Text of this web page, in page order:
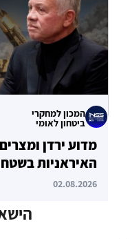
המכון למחקרי
ביטחון לאומי
מדוע ירדן
האיראניות
02.08.2026